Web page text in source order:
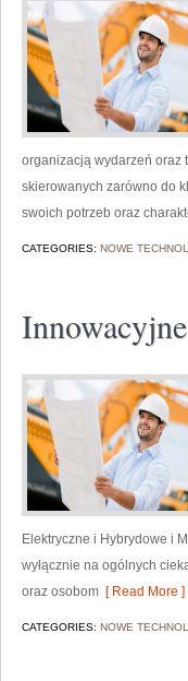
organizacją wydarzeń oraz
skierowanych zarówno do
swoich potrzeb oraz
CATEGORIES: NOWE
Elektryczne i Hybrydowe i
wyłącznie na ogólnych
oraz osobom [ Read More ]
CATEGORIES: NOWE